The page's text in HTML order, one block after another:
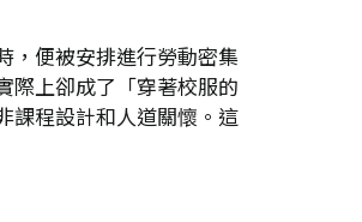
，便被安排進行勞動密集
際上卻成了「穿著校服的
課程設計和人道關懷。這